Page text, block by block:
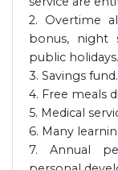
2. Overtime
bonus, night
public holidays.
3. Savings fund.
4. Free meals
5. Medical
6. Many
7. Annual